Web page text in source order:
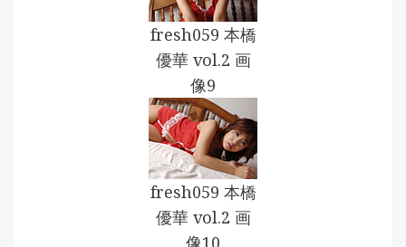
fresh059 本橋
優華 vol.2 画
像9
fresh059 本橋
優華 vol.2 画
像10